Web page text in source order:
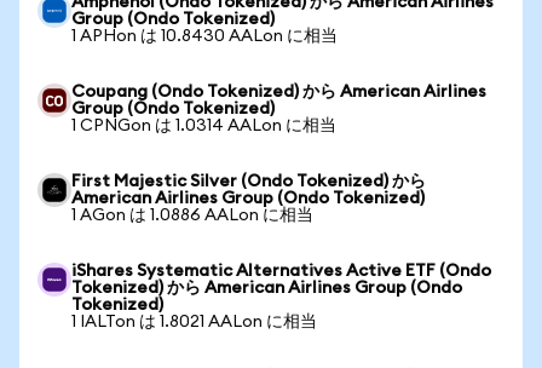
Group (Ondo Tokenized)
1 APHon は 10.8430 AALon に相当
Coupang (Ondo Tokenized) から American Airlines
Group (Ondo Tokenized)
1 CPNGon は 1.0314 AALon に相当
First Majestic Silver (Ondo Tokenized) から
American Airlines Group (Ondo Tokenized)
1 AGon は 1.0886 AALon に相当
iShares Systematic Alternatives Active ETF (Ondo
Tokenized) から American Airlines Group (Ondo
Tokenized)
1 IALTon は 1.8021 AALon に相当